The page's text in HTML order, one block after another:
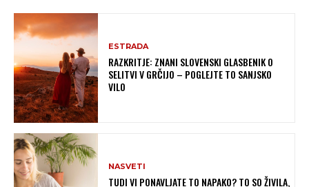
ESTRADA
RAZKRITJE: ZNANI SLOVENSKI GLASBENIK O
SELITVI V GRČIJO – POGLEJTE TO SANJSKO
VILO
NASVETI
TUDI VI PONAVLJATE TO NAPAKO? TO SO ŽIVILA,